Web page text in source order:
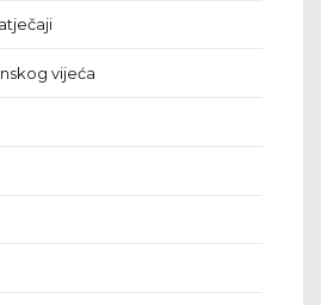
vijeća